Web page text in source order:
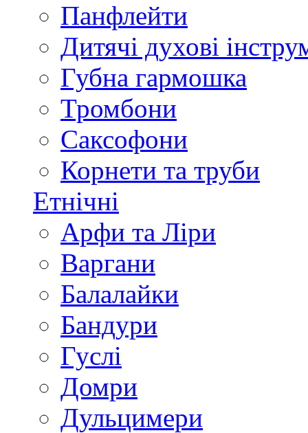
Панфлейти
Дитячі духові
Губна гармошка
Тромбони
Саксофони
Корнети та труби
Етнічні
Арфи та Ліри
Варгани
Балалайки
Бандури
Гуслі
Домри
Дульцимери